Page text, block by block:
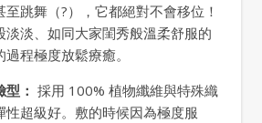
跳舞（?），它都絕對不會移位！
淡淡、如同大家閨秀般溫柔舒服的
程極度放鬆療癒。
： 採用 100% 植物纖維與特殊織
性超級好。敷的時候因為極度服